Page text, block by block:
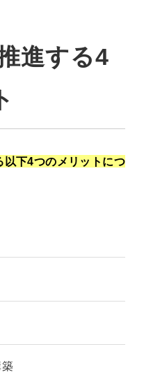
進する4
下4つのメリットにつ